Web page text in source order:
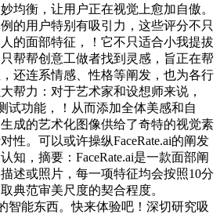
均衡，让用户正在视觉上愈加自傲。
的用户特别有吸引力，这些评分不只
的面部特征，！它不只适合小我提拔
帮帮创意工做者找到灵感，旨正在帮
还连系情感、性格等阐发，也为各行
帮力：对于艺术家和设想师来说，
试功能，！从而添加全体美感和自
成的艺术化图像供给了奇特的视觉素
性。可以或许操纵FaceRate.ai的阐发
知，摘要：FaceRate.ai是一款面部阐
述或照片，每一项特征均会按照10分
典范审美尺度的契合程度。
智能东西。快来体验吧！深切研究吸